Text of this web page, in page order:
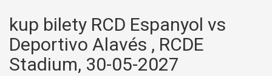
kup bilety RCD Espanyol vs
Deportivo Alavés , RCDE
Stadium, 30-05-2027